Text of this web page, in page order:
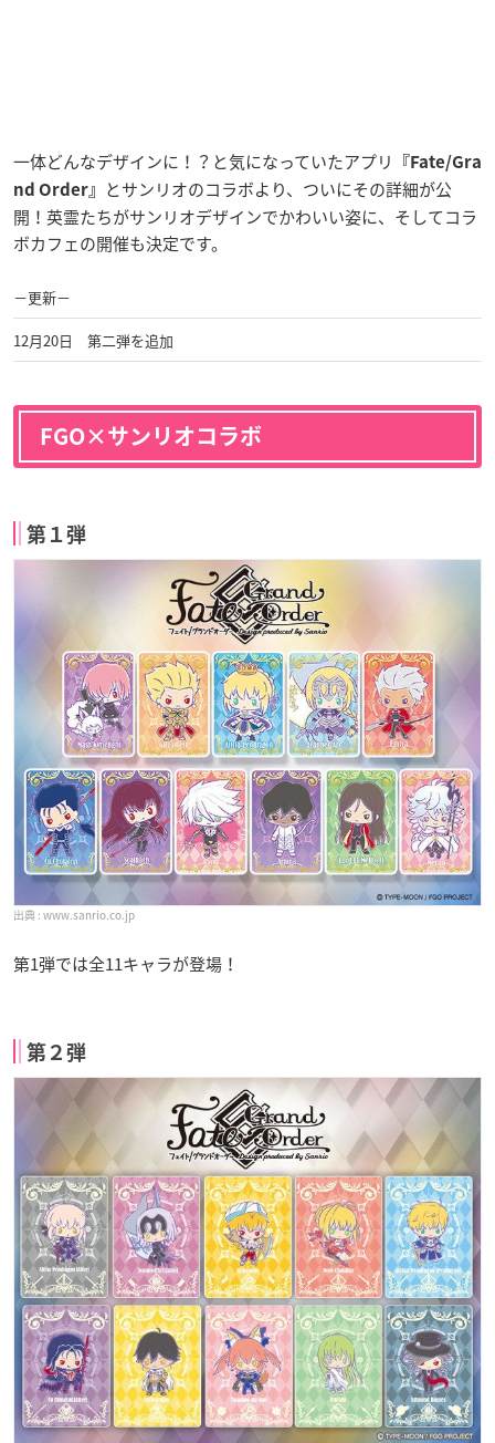
一体どんなデザインに！？と気になっていたアプリ
『Fate/Gra
nd Order』
とサンリオのコラボより、ついにその詳細が公
開！英霊たちがサンリオデザインでかわいい姿に、そしてコラ
ボカフェの開催も決定です。
−更新−
12月20日 第二弾を追加
FGO×サンリオコラボ
第１弾
www.sanrio.co.jp
第1弾では全11キャラが登場！
第２弾